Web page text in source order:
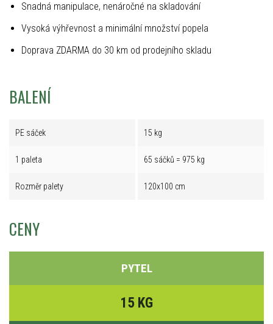
Snadná manipulace, nenáročné na skladování
Vysoká výhřevnost a minimální množství popela
Doprava ZDARMA do 30 km od prodejního skladu
BALENÍ
PE sáček 15 kg
1 paleta 65 sáčků = 975 kg
Rozměr palety 120x100 cm
CENY
PYTEL
15 KG